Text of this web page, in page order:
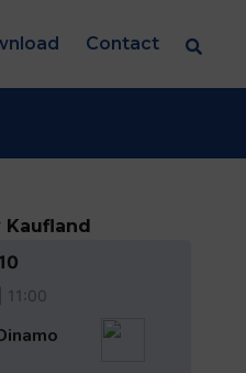
Contact
Kaufland
11:00